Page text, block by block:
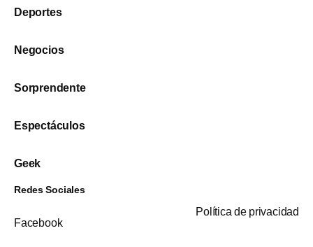
Deportes
Negocios
Sorprendente
Espectáculos
Geek
Redes Sociales
Facebook
Política de privacidad